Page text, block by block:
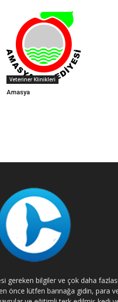
Veteriner Klinikleri
Amasya
gereken bilgiler ve çok daha
önce lütfen barınağa gidin, para